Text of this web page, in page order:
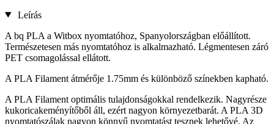
Leírás
A bq PLA a Witbox nyomtatóhoz, Spanyolországban előállított.
Természetesen más nyomtatóhoz is alkalmazható. Légmentesen záró
PET csomagolással ellátott.
A PLA Filament átmérője 1.75mm és különböző színekben kapható.
A PLA Filament optimális tulajdonságokkal rendelkezik. Nagyrésze
kukoricakeményítőből áll, ezért nagyon környezetbarát. A PLA 3D
nyomtatószálak nagyon könnyű nyomtatást tesznek lehetővé. Az